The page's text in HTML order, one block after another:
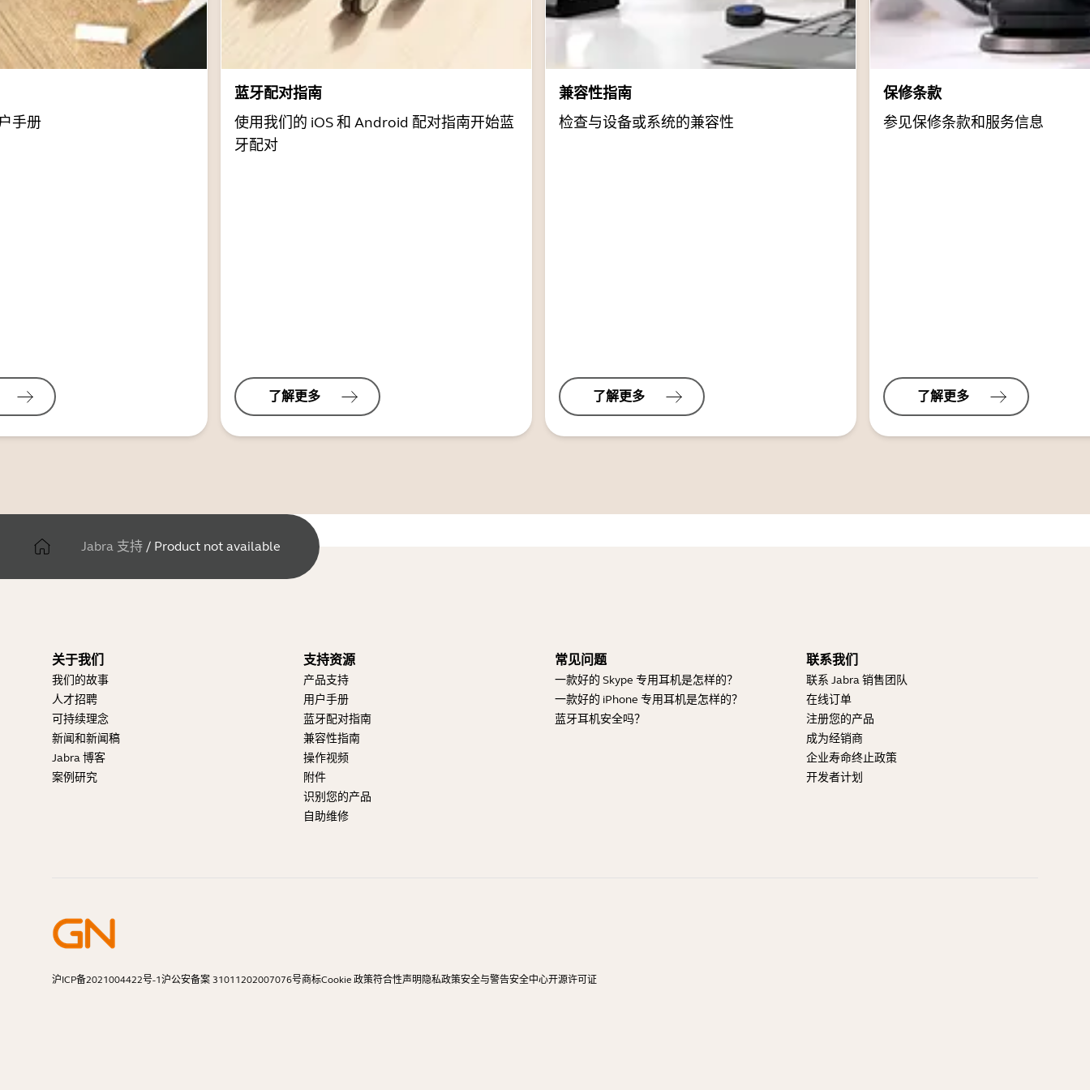
手册
蓝牙配对指南
使用我们的 iOS 和 Android 配对指南开始蓝
牙配对
了解更多
兼容性指南
检查与设备或系统的兼容性
了解更多
保修条款
参见保修条款和服务信息
了解更多
Jabra 支持 / Product not available
关于我们
我们的故事
人才招聘
可持续理念
新闻和新闻稿
Jabra 博客
案例研究
支持资源
产品支持
用户手册
蓝牙配对指南
兼容性指南
操作视频
附件
识别您的产品
自助维修
常见问题
一款好的 Skype 专用耳机是怎样的？
一款好的 iPhone 专用耳机是怎样的？
蓝牙耳机安全吗？
联系我们
联系 Jabra 销售团队
在线订单
注册您的产品
成为经销商
企业寿命终止政策
开发者计划
沪ICP备2021004422号-1沪公安备案 31011202007076号商标Cookie 政策符合性声明 隐私政策安全与警告安全中心开源许可证